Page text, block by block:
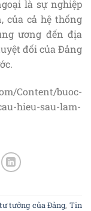
là sự nghiệp
của cả hệ thống
ương đến địa
đối của Đảng
Content/buoc-
hieu-sau-lam-
tưởng của Đảng,Tin